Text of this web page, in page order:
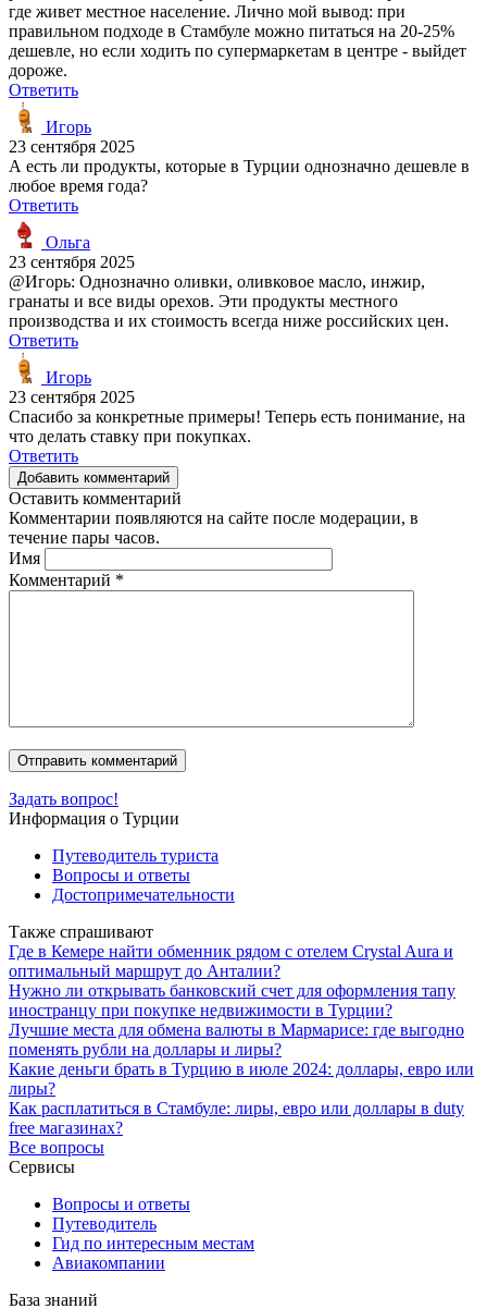
где живет местное население. Лично мой вывод: при
правильном подходе в Стамбуле можно питаться на 20-25%
дешевле, но если ходить по супермаркетам в центре - выйдет
дороже.
Ответить
Игорь
23 сентября 2025
А есть ли продукты, которые в Турции однозначно дешевле в
любое время года?
Ответить
Ольга
23 сентября 2025
@Игорь: Однозначно оливки, оливковое масло, инжир,
гранаты и все виды орехов. Эти продукты местного
производства и их стоимость всегда ниже российских цен.
Ответить
Игорь
23 сентября 2025
Спасибо за конкретные примеры! Теперь есть понимание, на
что делать ставку при покупках.
Ответить
Добавить комментарий
Оставить комментарий
Комментарии появляются на сайте после модерации, в
течение пары часов.
Имя
Комментарий *
Задать вопрос!
Информация о Турции
Путеводитель туриста
Вопросы и ответы
Достопримечательности
Также спрашивают
Где в Кемере найти обменник рядом с отелем Crystal Aura и
оптимальный маршрут до Анталии?
Нужно ли открывать банковский счет для оформления тапу
иностранцу при покупке недвижимости в Турции?
Лучшие места для обмена валюты в Мармарисе: где выгодно
поменять рубли на доллары и лиры?
Какие деньги брать в Турцию в июле 2024: доллары, евро или
лиры?
Как расплатиться в Стамбуле: лиры, евро или доллары в duty
free магазинах?
Все вопросы
Сервисы
Вопросы и ответы
Путеводитель
Гид по интересным местам
Авиакомпании
База знаний